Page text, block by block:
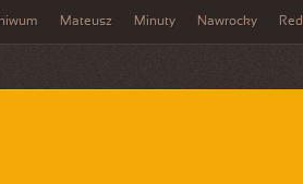
Mateusz Minuty Nawrocky